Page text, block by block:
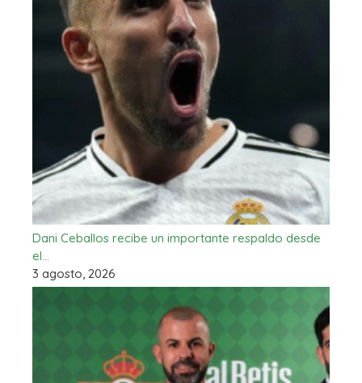
Dani Ceballos recibe un importante respaldo desde
el…
3 agosto, 2026